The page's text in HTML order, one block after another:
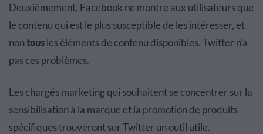
Deuxièmement, Facebook ne montre aux utilisateurs que
le contenu qui est le plus susceptible de les intéresser, et
nontousles éléments de contenu disponibles. Twitter n'a
pas ces problèmes.
Les chargés marketing qui souhaitent se concentrer sur la
sensibilisation à la marque et la promotion de produits
spécifiques trouveront sur Twitter un outil utile.